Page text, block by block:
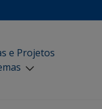
e Projetos